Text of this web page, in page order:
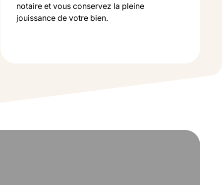
notaire et vous conservez la pleine
jouissance de votre bien.